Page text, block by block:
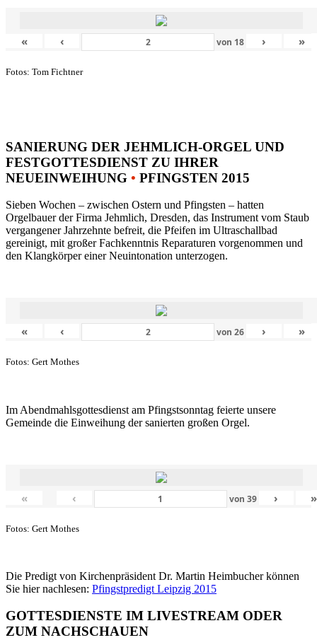
« ‹ von 18 › »
Fotos: Tom Fichtner
SANIERUNG DER JEHMLICH-ORGEL UND
FESTGOTTESDIENST ZU IHRER
NEUEINWEIHUNG • PFINGSTEN 2015
Sieben Wochen – zwischen Ostern und Pfingsten – hatten
Orgelbauer der Firma Jehmlich, Dresden, das Instrument vom Staub
vergangener Jahrzehnte befreit, die Pfeifen im Ultraschallbad
gereinigt, mit großer Fachkenntnis Reparaturen vorgenommen und
den Klangkörper einer Neuintonation unterzogen.
« ‹ von26 › »
Fotos: Gert Mothes
Im Abendmahlsgottesdienst am Pfingstsonntag feierte unsere
Gemeinde die Einweihung der sanierten großen Orgel.
« ‹ von 39 › »
Fotos: Gert Mothes
Die Predigt von Kirchenpräsident Dr. Martin Heimbucher können
Sie hier nachlesen: Pfingstpredigt Leipzig 2015
GOTTESDIENSTE IM LIVESTREAM ODER
ZUM NACHSCHAUEN